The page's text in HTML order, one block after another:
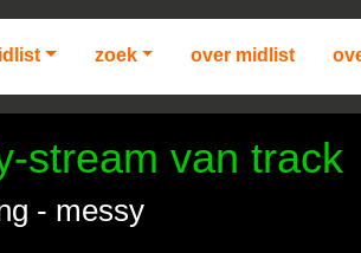
zoek over midlist
stream van track
- messy